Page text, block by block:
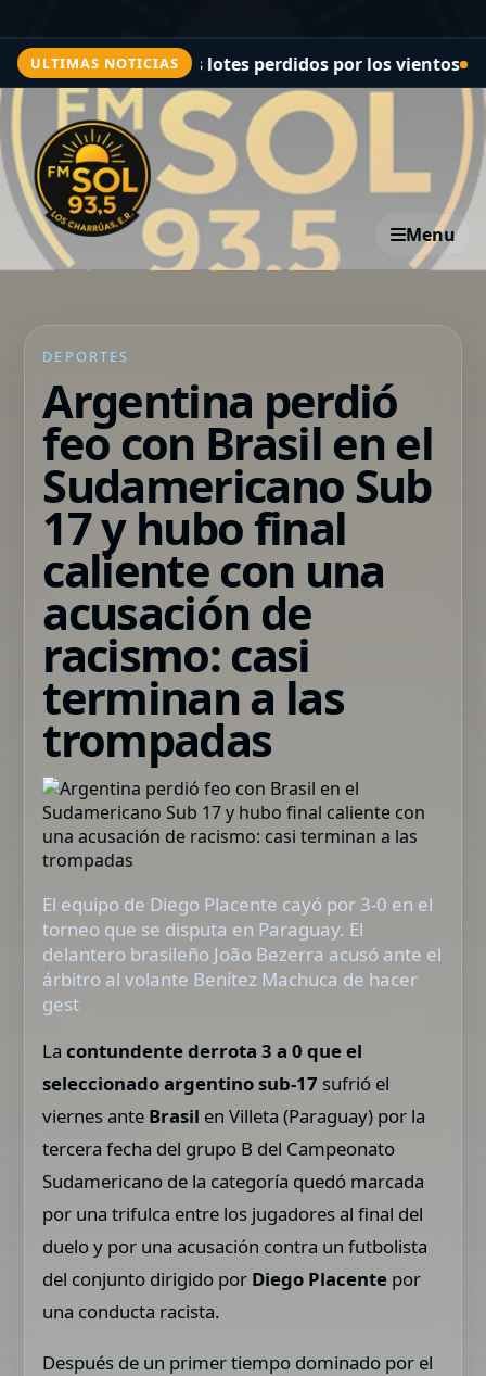
ULTIMAS NOTICIAS
muchos lotes perdidos por los vientos El regreso a
Menu
DEPORTES
Argentina perdió
feo con Brasil en el
Sudamericano Sub
17 y hubo final
caliente con una
acusación de
racismo: casi
terminan a las
trompadas
El equipo de Diego Placente cayó por 3-0 en el
torneo que se disputa en Paraguay. El
delantero brasileño João Bezerra acusó ante el
árbitro al volante Benítez Machuca de hacer
gest
Lacontundente derrota 3 a 0 que el
seleccionado argentino sub-17 sufrió el
viernes ante Brasil en Villeta (Paraguay) por la
tercera fecha del grupo B del Campeonato
Sudamericano de la categoría quedó marcada
por una trifulca entre los jugadores al final del
duelo y por una acusación contra un futbolista
del conjunto dirigido por Diego Placente por
una conducta racista.
Después de un primer tiempo dominado por el